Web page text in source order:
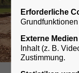
Erforderliche
Externe Medien
Inhalt (z. B.
Zustimmung.